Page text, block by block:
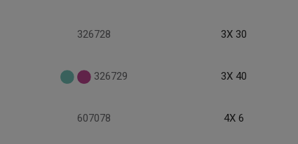
326728 3X 30
326729 3X 40
607078 4X 6